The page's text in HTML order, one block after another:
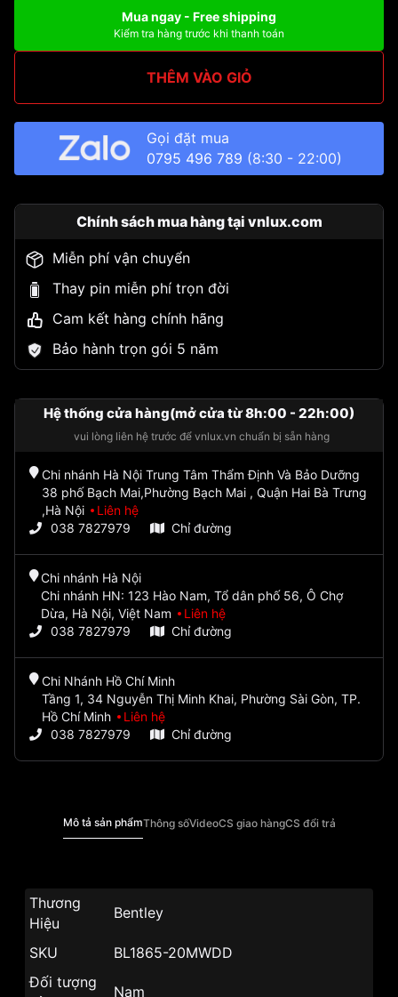
Mua ngay - Free shipping
Kiểm tra hàng trước khi thanh toán
THÊM VÀO GIỎ
Gọi đặt mua
0795 496 789 (8:30 - 22:00)
Chính sách mua hàng tại vnlux.com
Miễn phí vận chuyển
Thay pin miễn phí trọn đời
Cam kết hàng chính hãng
Bảo hành trọn gói 5 năm
Hệ thống cửa hàng(mở cửa từ 8h:00 - 22h:00)
vui lòng liên hệ trước để vnlux.vn chuẩn bị sẵn hàng
Chi nhánh Hà Nội Trung Tâm Thẩm Định Và Bảo Dưỡng
38 phố Bạch Mai,Phường Bạch Mai , Quận Hai Bà Trưng
,Hà Nội
Liên hệ
038 7827979
Chỉ đường
Chi nhánh Hà Nội
Chi nhánh HN: 123 Hào Nam, Tổ dân phố 56, Ô Chợ
Dừa, Hà Nội, Việt Nam
Liên hệ
038 7827979
Chỉ đường
Chi Nhánh Hồ Chí Minh
Tầng 1, 34 Nguyễn Thị Minh Khai, Phường Sài Gòn, TP.
Hồ Chí Minh
Liên hệ
038 7827979
Chỉ đường
Mô tả sản phẩmThông sốVideoCS giao hàngCS đổi trả
Thương
Hiệu
Bentley
SKU
BL1865-20MWDD
Đối tượng
Nam